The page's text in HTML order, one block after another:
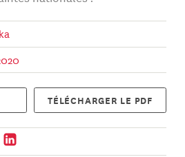
TÉLÉCHARGER LE PDF